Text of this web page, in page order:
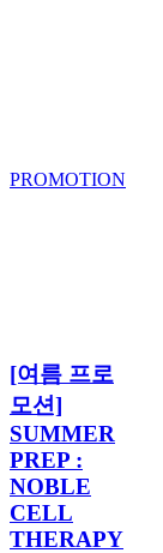
PROMOTION
SUMMER
PREP
:
NOBLE
CELL
THERAPY
름
프
로
모
션]
SUMMER
PREP
:
[여름 프로
모션]
SUMMER
PREP :
NOBLE
CELL
THERAPY